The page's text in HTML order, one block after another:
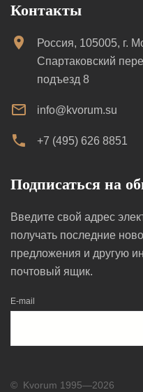
Контакты
Россия, 105005, г.
Спартаковский
подъезд 8
info@kvorum.su
+7 (495) 626 8851
Подписаться на
Введите свой адрес
получать последние
предложения и другую
почтовый ящик.
E-mail
© Kvorum 1995—2026